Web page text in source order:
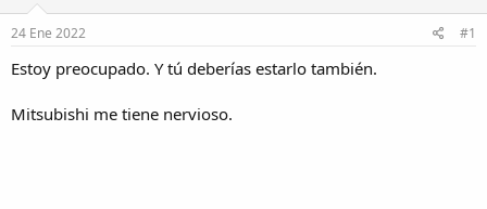
n
i
24 Ene 2022 #1
Estoy preocupado. Y tú deberías estarlo también.
Mitsubishi me tiene nervioso.